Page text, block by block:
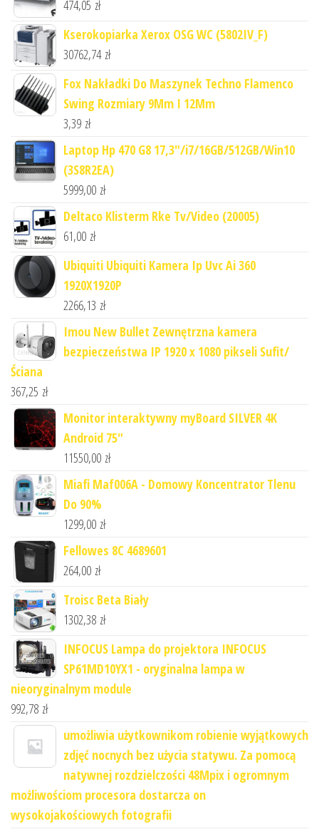
474,05 zł
Kserokopiarka Xerox OSG WC (5802IV_F)
30762,74 zł
Fox Nakładki Do Maszynek Techno Flamenco
Swing Rozmiary 9Mm I 12Mm
3,39 zł
Laptop Hp 470 G8 17,3"/i7/16GB/512GB/Win10
(3S8R2EA)
5999,00 zł
Deltaco Klisterm Rke Tv/Video (20005)
61,00 zł
Ubiquiti Ubiquiti Kamera Ip Uvc Ai 360
1920X1920P
2266,13 zł
Imou New Bullet Zewnętrzna kamera
bezpieczeństwa IP 1920 x 1080 pikseli Sufit/
Ściana
367,25 zł
Monitor interaktywny myBoard SILVER 4K
Android 75"
11550,00 zł
Miafi Maf006A - Domowy Koncentrator Tlenu
Do 90%
1299,00 zł
Fellowes 8C 4689601
264,00 zł
Troisc Beta Biały
1302,38 zł
INFOCUS Lampa do projektora INFOCUS
SP61MD10YX1 - oryginalna lampa w
nieoryginalnym module
992,78 zł
umożliwia użytkownikom robienie wyjątkowych
zdjęć nocnych bez użycia statywu. Za pomocą
natywnej rozdzielczości 48Mpix i ogromnym
możliwościom procesora dostarcza on
wysokojakościowych fotografii